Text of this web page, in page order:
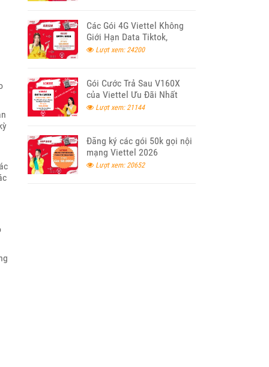
Các Gói 4G Viettel Không
Giới Hạn Data Tiktok,
Youtube, Facebook 2026
Lượt xem: 24200
Gói Cước Trả Sau V160X
của Viettel Ưu Đãi Nhất
Lượt xem: 21144
Đăng ký các gói 50k gọi nội
mạng Viettel 2026
Lượt xem: 20652